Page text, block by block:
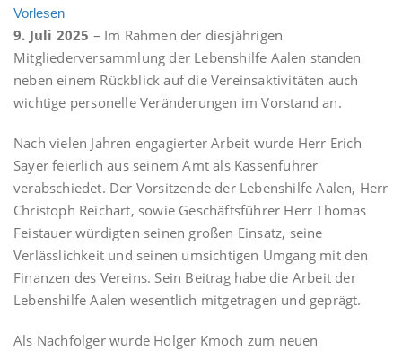
Vorlesen
9. Juli 2025 – Im Rahmen der diesjährigen
Mitgliederversammlung der Lebenshilfe Aalen standen
neben einem Rückblick auf die Vereinsaktivitäten auch
wichtige personelle Veränderungen im Vorstand an.
Nach vielen Jahren engagierter Arbeit wurde Herr Erich
Sayer feierlich aus seinem Amt als Kassenführer
verabschiedet. Der Vorsitzende der Lebenshilfe Aalen, Herr
Christoph Reichart, sowie Geschäftsführer Herr Thomas
Feistauer würdigten seinen großen Einsatz, seine
Verlässlichkeit und seinen umsichtigen Umgang mit den
Finanzen des Vereins. Sein Beitrag habe die Arbeit der
Lebenshilfe Aalen wesentlich mitgetragen und geprägt.
Als Nachfolger wurde Holger Kmoch zum neuen